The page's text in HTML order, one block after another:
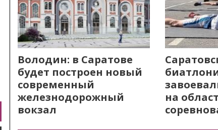
Володин: в Саратове
будет построен новый
современный
железнодорожный
вокзал
на